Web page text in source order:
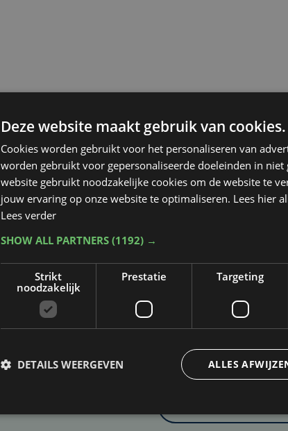
Heb je een taal- of schrijffout
Deze website maakt gebruik van cookies.
Cookies worden gebruikt voor het personaliseren van
worden gebruikt voor gepersonaliseerde doeleinden in niet
website gebruikt noodzakelijke cookies om de website te
jouw ervaring op onze website te optimaliseren. Lees hier
Lees verder
SHOW ALL PARTNERS (1192) →
Strikt
noodzakelijk
Prestatie Targeting
ALLES
DETAILS WEERGEVEN